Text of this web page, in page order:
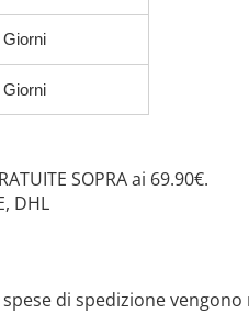
Giorni
Giorni
SOPRA ai 69.90€.
DHL
di spedizione